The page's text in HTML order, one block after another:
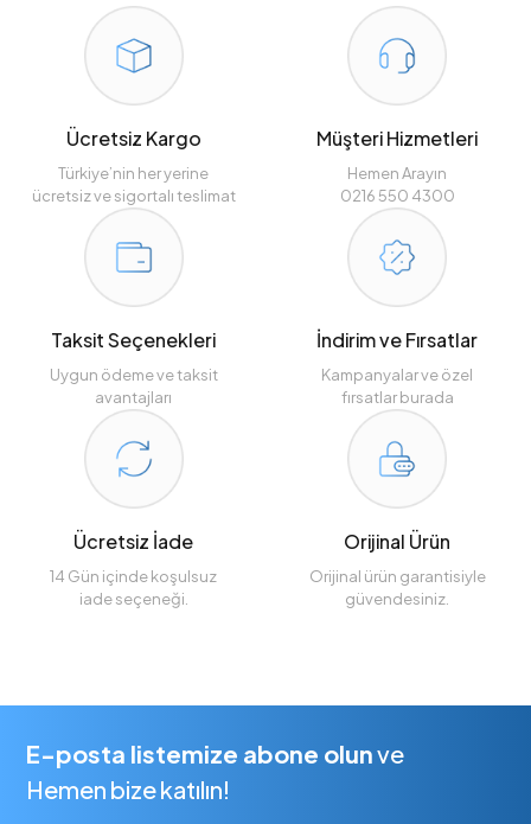
Ücretsiz Kargo
Türkiye’nin her yerine
ücretsiz ve sigortalı teslimat
Müşteri Hizmetleri
Hemen Arayın
0216 550 4300
Taksit Seçenekleri
Uygun ödeme ve taksit
avantajları
İndirim ve Fırsatlar
Kampanyalar ve özel
fırsatlar burada
Ücretsiz İade
14 Gün içinde koşulsuz
iade seçeneği.
Orijinal Ürün
Orijinal ürün garantisiyle
güvendesiniz.
E-posta listemize abone olunve
Hemen bize katılın!